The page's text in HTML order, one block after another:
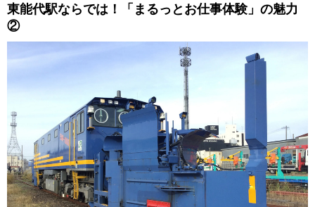
東能代駅ならでは！「まるっとお仕事体験」の魅力
②